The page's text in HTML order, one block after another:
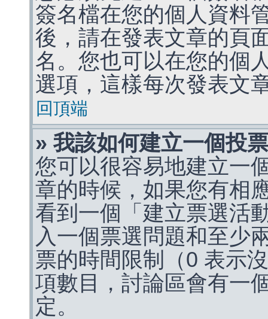
簽名檔在您的個人資料
後，請在發表文章的頁
名。您也可以在您的個
選項，這樣每次發表文
回頂端
» 我該如何建立一個投
您可以很容易地建立一
章的時候，如果您有相
看到一個「建立票選活
入一個票選問題和至少
票的時間限制（0 表示
項數目，討論區會有一
定。